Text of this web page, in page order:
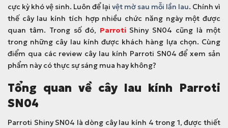
cực kỳ khó vệ sinh. Luôn để lại vệt mờ sau mỗi lần lau. Chính vì
thế cây lau kính tích hợp nhiều chức năng ngày một được
quan tâm. Trong số đó, Parroti Shiny SN04 cũng là một
trong những cây lau kính được khách hàng lựa chọn. Cùng
điểm qua các review cây lau kính Parroti SN04 để xem sản
phẩm này có thực sự sáng mua hay không?
Tổng quan về cây lau kính Parroti
SN04
Parroti Shiny SN04 là dòng cây lau kính 4 trong 1, được thiết